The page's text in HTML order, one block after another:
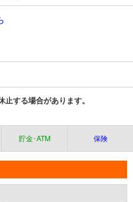
する場合があります。
貯金･ATM 保険